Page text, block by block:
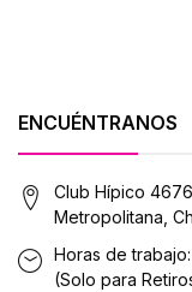
ENCUÉNTRANOS
Club Hípico
Metropolitana,
Horas de trabajo:
(Solo para